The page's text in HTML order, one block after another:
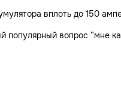
вплоть до 150
вопрос “мне